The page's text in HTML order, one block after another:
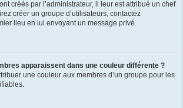
créés par l’administrateur, il leur est attribué un chef
créer un groupe d’utilisateurs, contactez
lieu en lui envoyant un message privé.
apparaissent dans une couleur différente ?
une couleur aux membres d’un groupe pour les